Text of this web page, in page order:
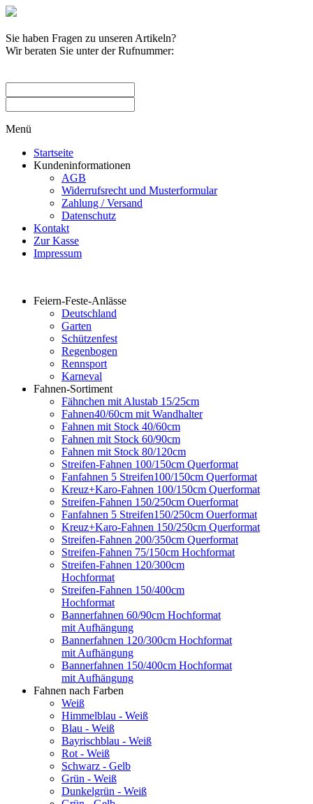
Sie haben Fragen zu unseren Artikeln?
Wir beraten Sie unter der Rufnummer:
Menü
Startseite
Kundeninformationen
AGB
Widerrufsrecht und Musterformular
Zahlung / Versand
Datenschutz
Kontakt
Zur Kasse
Impressum
Feiern-Feste-Anlässe
Deutschland
Garten
Schützenfest
Regenbogen
Rennsport
Karneval
Fahnen-Sortiment
Fähnchen mit Alustab 15/25cm
Fahnen40/60cm mit Wandhalter
Fahnen mit Stock 40/60cm
Fahnen mit Stock 60/90cm
Fahnen mit Stock 80/120cm
Streifen-Fahnen 100/150cm Querformat
Fanfahnen 5 Streifen100/150cm Querformat
Kreuz+Karo-Fahnen 100/150cm Querformat
Streifen-Fahnen 150/250cm Ouerformat
Fanfahnen 5 Streifen150/250cm Ouerformat
Kreuz+Karo-Fahnen 150/250cm Querformat
Streifen-Fahnen 200/350cm Querformat
Streifen-Fahnen 75/150cm Hochformat
Streifen-Fahnen 120/300cm
Hochformat
Streifen-Fahnen 150/400cm
Hochformat
Bannerfahnen 60/90cm Hochformat
mit Aufhängung
Bannerfahnen 120/300cm Hochformat
mit Aufhängung
Bannerfahnen 150/400cm Hochformat
mit Aufhängung
Fahnen nach Farben
Weiß
Himmelblau - Weiß
Blau - Weiß
Bayrischblau - Weiß
Rot - Weiß
Schwarz - Gelb
Grün - Weiß
Dunkelgrün - Weiß